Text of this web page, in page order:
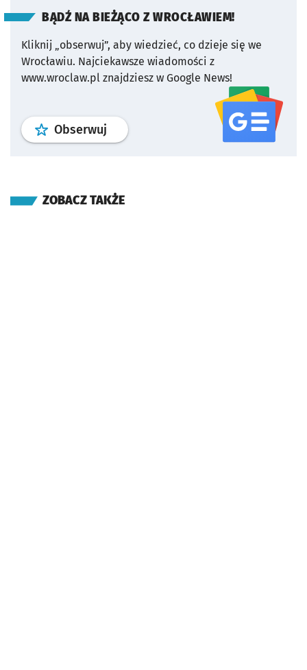
BĄDŹ NA BIEŻĄCO Z WROCŁAWIEM!
Kliknij „obserwuj”, aby wiedzieć, co dzieje się we
Wrocławiu. Najciekawsze wiadomości z
www.wroclaw.pl znajdziesz w Google News!
Obserwuj profil serwisu
ZOBACZ TAKŻE